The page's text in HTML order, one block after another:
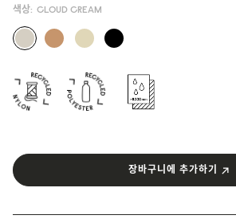
색상: CLOUD CREAM
장바구니에 추가하기